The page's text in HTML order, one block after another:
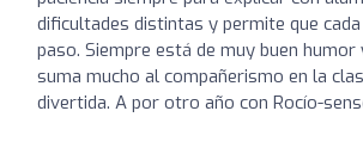
dificultades distintas y permite que
paso. Siempre está de muy buen humor
suma mucho al compañerismo en la
divertida. A por otro año con Rocío-